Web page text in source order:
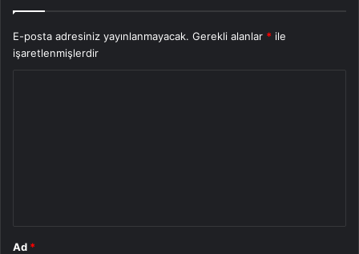
E-posta adresiniz yayınlanmayacak. Gerekli alanlar * ile
işaretlenmişlerdir
Ad *